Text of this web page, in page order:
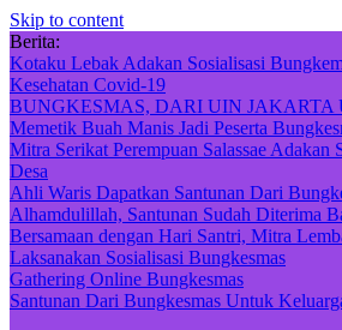
Skip to content
Berita:
Kotaku Lebak Adakan Sosialisasi
Kesehatan Covid-19
BUNGKESMAS, DARI UIN JAKARTA
Memetik Buah Manis Jadi Peserta
Mitra Serikat Perempuan Salassae Adakan
Desa
Ahli Waris Dapatkan Santunan Dari
Alhamdulillah, Santunan Sudah Diterima
Bersamaan dengan Hari Santri, Mitra
Laksanakan Sosialisasi Bungkesmas
Gathering Online Bungkesmas
Santunan Dari Bungkesmas Untuk